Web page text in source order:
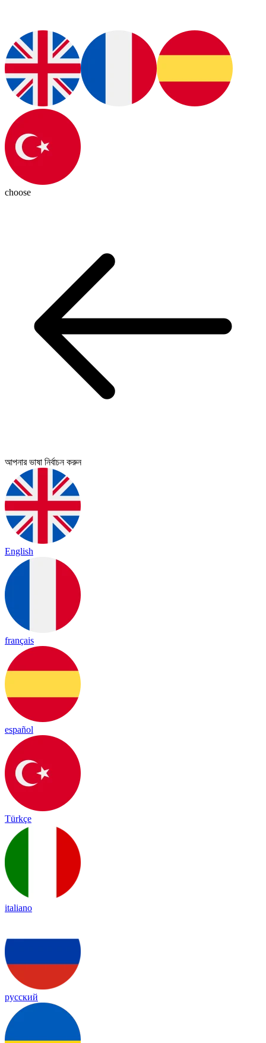
choose
আপনার ভাষা নির্বাচন করুন
English
français
español
Türkçe
italiano
русский